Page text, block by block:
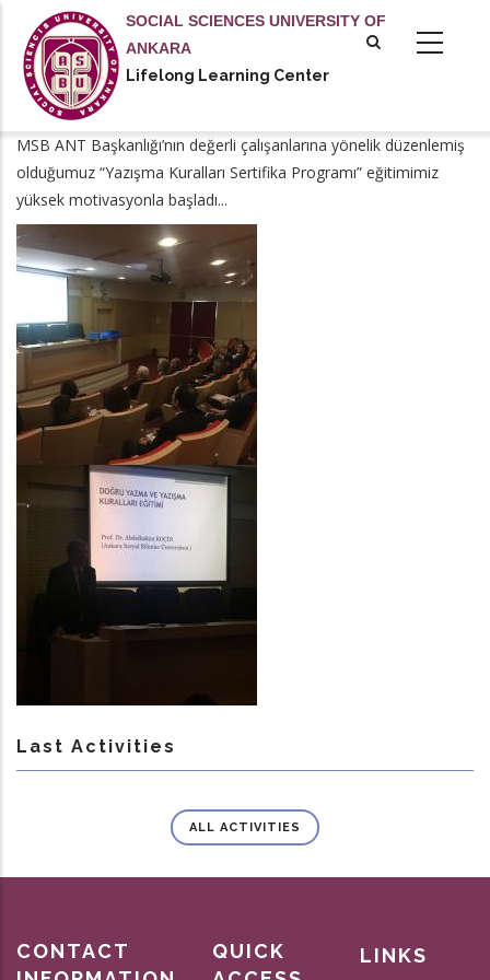
main
content
SOCIAL SCIENCES UNIVERSITY OF
ANKARA
Lifelong Learning Center
actions
MSB ANT Başkanlığı’nın değerli çalışanlarına yönelik düzenlemiş
olduğumuz “Yazışma Kuralları Sertifika Programı” eğitimimiz
yüksek motivasyonla başladı...
Last Activities
ALL ACTIVITIES
CONTACT
QUICK
LINKS